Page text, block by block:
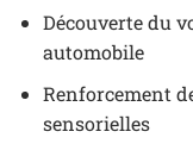
Découverte du
automobile
Renforcement
sensorielles